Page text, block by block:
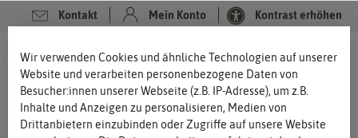
Kontakt Mein Konto Kontrast erhöhen
0 0
Wir verwenden Cookies und ähnliche Technologien auf unserer
Website und verarbeiten personenbezogene Daten von
Besucher:innen unserer Webseite (z.B. IP-Adresse), um z.B.
Inhalte und Anzeigen zu personalisieren, Medien von
Drittanbietern einzubinden oder Zugriffe auf unsere Website